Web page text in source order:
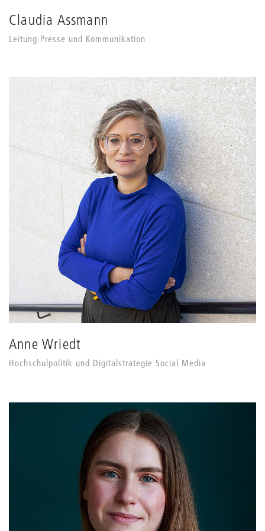
Claudia Assmann
Leitung Presse und Kommunikation
Anne Wriedt
Hochschulpolitik und Digitalstrategie Social Media